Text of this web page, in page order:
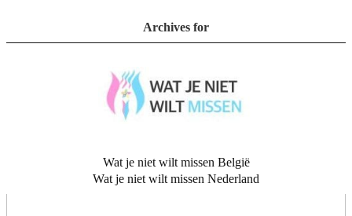
Archives for
Wat je niet wilt missen België
Wat je niet wilt missen Nederland